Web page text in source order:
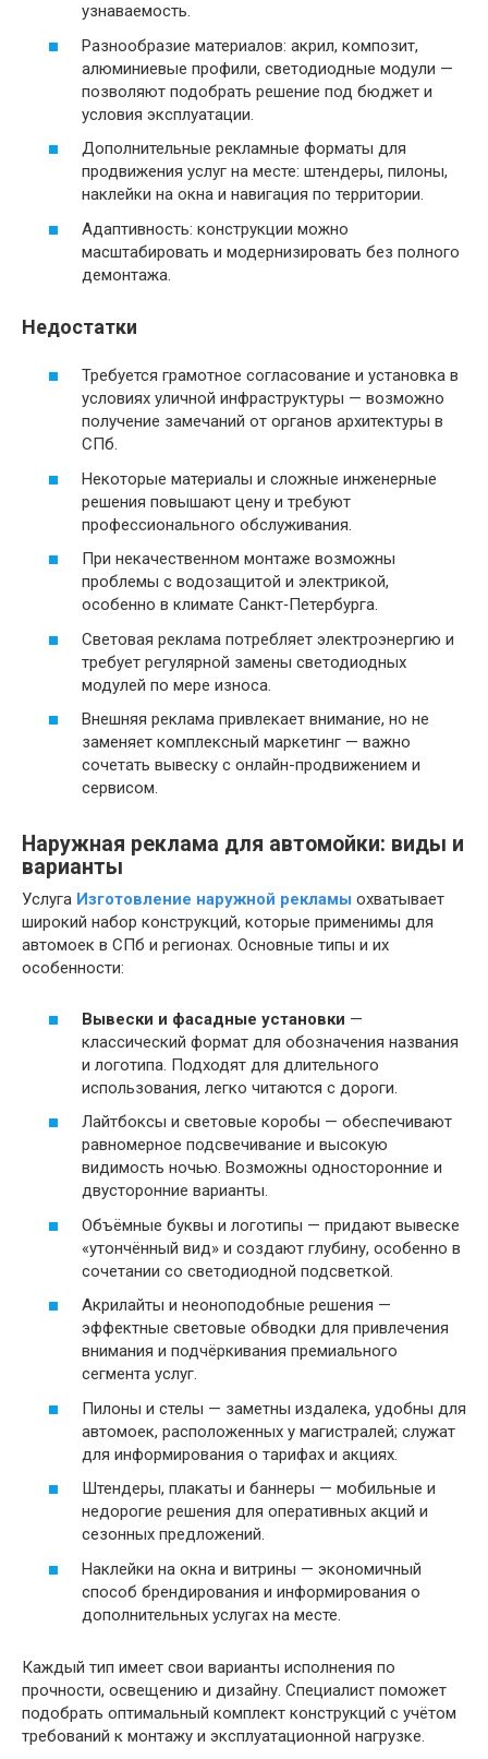
узнаваемость.
Разнообразие материалов: акрил, композит,
алюминиевые профили, светодиодные модули —
позволяют подобрать решение под бюджет и
условия эксплуатации.
Дополнительные рекламные форматы для
продвижения услуг на месте: штендеры, пилоны,
наклейки на окна и навигация по территории.
Адаптивность: конструкции можно
масштабировать и модернизировать без полного
демонтажа.
Недостатки
Требуется грамотное согласование и установка в
условиях уличной инфраструктуры — возможно
получение замечаний от органов архитектуры в
СПб.
Некоторые материалы и сложные инженерные
решения повышают цену и требуют
профессионального обслуживания.
При некачественном монтаже возможны
проблемы с водозащитой и электрикой,
особенно в климате Санкт‑Петербурга.
Световая реклама потребляет электроэнергию и
требует регулярной замены светодиодных
модулей по мере износа.
Внешняя реклама привлекает внимание, но не
заменяет комплексный маркетинг — важно
сочетать вывеску с онлайн-продвижением и
сервисом.
Наружная реклама для автомойки: виды и
варианты
Услуга Изготовление наружной рекламы охватывает
широкий набор конструкций, которые применимы для
автомоек в СПб и регионах. Основные типы и их
особенности:
Вывески и фасадные установки —
классический формат для обозначения названия
и логотипа. Подходят для длительного
использования, легко читаются с дороги.
Лайтбоксы и световые коробы — обеспечивают
равномерное подсвечивание и высокую
видимость ночью. Возможны односторонние и
двусторонние варианты.
Объёмные буквы и логотипы — придают вывеске
«утончённый вид» и создают глубину, особенно в
сочетании со светодиодной подсветкой.
Акрилайты и неоноподобные решения —
эффектные световые обводки для привлечения
внимания и подчёркивания премиального
сегмента услуг.
Пилоны и стелы — заметны издалека, удобны для
автомоек, расположенных у магистралей; служат
для информирования о тарифах и акциях.
Штендеры, плакаты и баннеры — мобильные и
недорогие решения для оперативных акций и
сезонных предложений.
Наклейки на окна и витрины — экономичный
способ брендирования и информирования о
дополнительных услугах на месте.
Каждый тип имеет свои варианты исполнения по
прочности, освещению и дизайну. Специалист поможет
подобрать оптимальный комплект конструкций с учётом
требований к монтажу и эксплуатационной нагрузке.